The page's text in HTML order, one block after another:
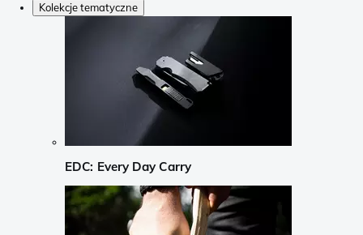
Kolekcje tematyczne
EDC: Every Day Carry